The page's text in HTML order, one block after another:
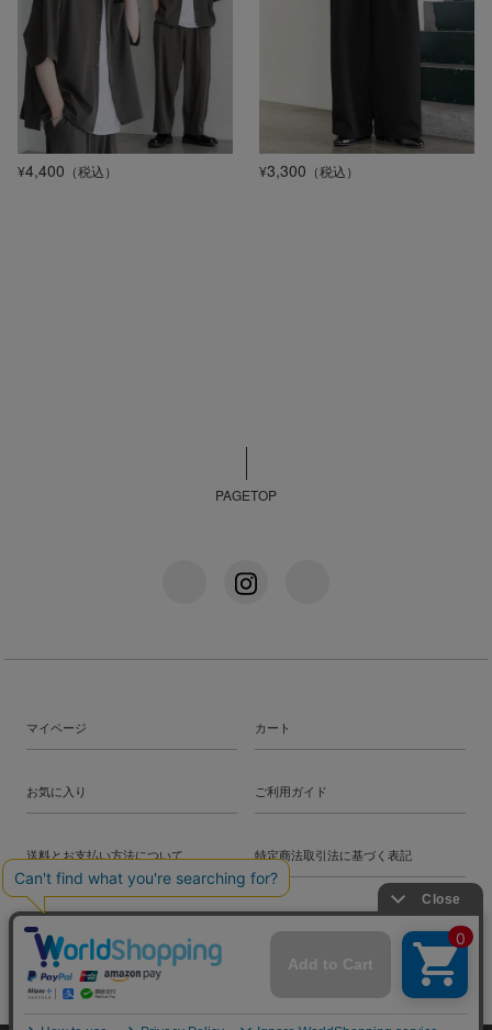
¥4,400 （税込） ¥3,300 （税込）
PAGETOP
マイページ カート
お気に入り ご利用ガイド
送料とお支払い方法について 特定商法取引法に基づく表記
プライバシーポリシー 会社概要